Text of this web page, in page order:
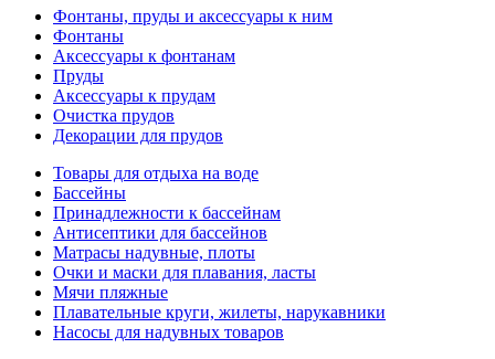
Фонтаны, пруды и аксессуары к ним
Фонтаны
Аксессуары к фонтанам
Пруды
Аксессуары к прудам
Очистка прудов
Декорации для прудов
Товары для отдыха на воде
Бассейны
Принадлежности к бассейнам
Антисептики для бассейнов
Матраcы надувные, плоты
Очки и маски для плавания, ласты
Мячи пляжные
Плавательные круги, жилеты, нарукавники
Насосы для надувных товаров